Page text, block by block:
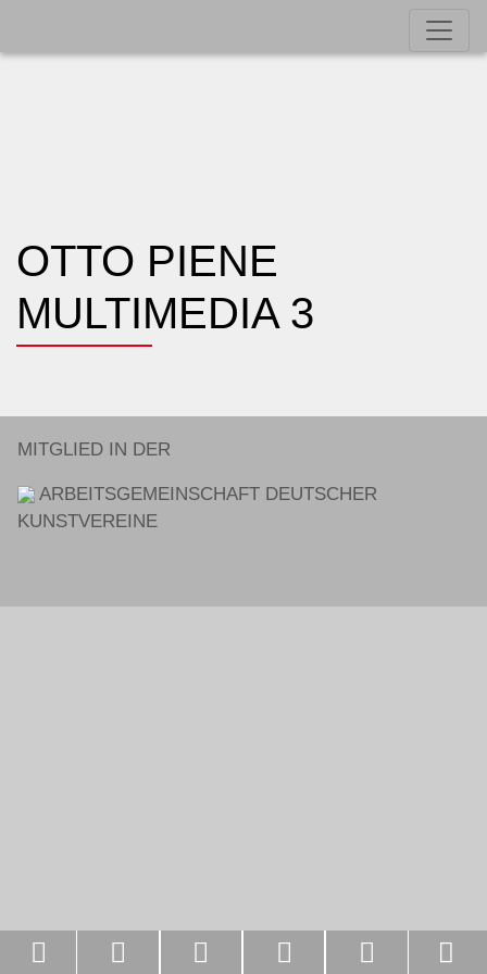
OTTO PIENE
MULTIMEDIA 3
MITGLIED IN DER
ARBEITSGEMEINSCHAFT DEUTSCHER
KUNSTVEREINE